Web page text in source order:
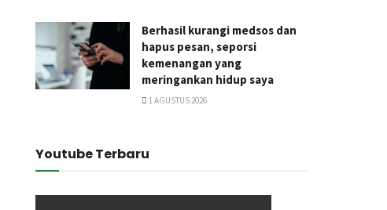
Berhasil kurangi medsos dan
hapus pesan, seporsi
kemenangan yang
meringankan hidup saya
1 AGUSTUS 2026
Youtube Terbaru